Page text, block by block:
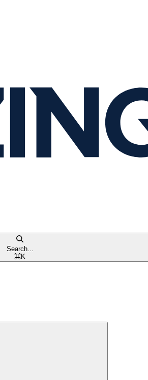
Search...
⌘K